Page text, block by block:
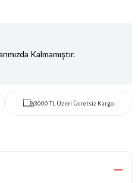
Kalmamıştır.
3000 TL Üzeri Ücretsiz Kargo